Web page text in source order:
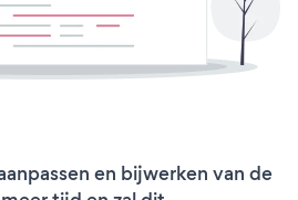
en bijwerken van de